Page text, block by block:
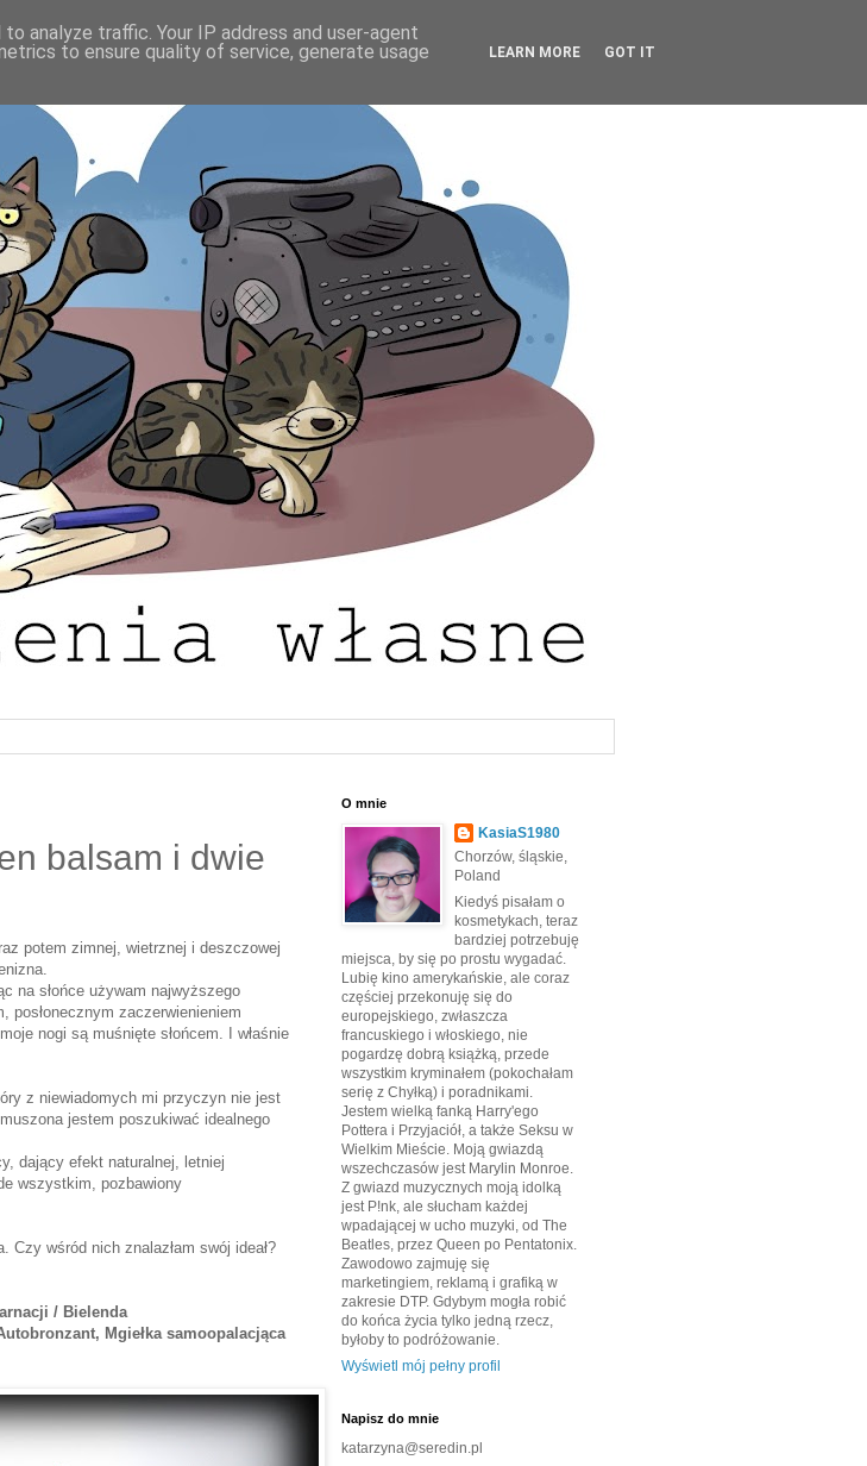
balsam i dwie
potem zimnej, wietrznej i deszczowej
na słońce używam najwyższego
zaczerwienieniem
nogi są muśnięte słońcem. I właśnie
z niewiadomych mi przyczyn nie jest
jestem poszukiwać idealnego
dający efekt naturalnej, letniej
wszystkim, pozbawiony
Czy wśród nich znalazłam swój ideał?
/ Bielenda
Mgiełka samoopalacjąca
O mnie
KasiaS1980
Chorzów, śląskie,
Poland
Kiedyś pisałam o
kosmetykach, teraz
bardziej potrzebuję
miejsca, by się po prostu wygadać.
Lubię kino amerykańskie, ale coraz
częściej przekonuję się do
europejskiego, zwłaszcza
francuskiego i włoskiego, nie
pogardzę dobrą książką, przede
wszystkim kryminałem (pokochałam
serię z Chyłką) i poradnikami.
Jestem wielką fanką Harry'ego
Pottera i Przyjaciół, a także Seksu w
Wielkim Mieście. Moją gwiazdą
wszechczasów jest Marylin Monroe.
Z gwiazd muzycznych moją idolką
jest P!nk, ale słucham każdej
wpadającej w ucho muzyki, od The
Beatles, przez Queen po Pentatonix.
Zawodowo zajmuję się
marketingiem, reklamą i grafiką w
zakresie DTP. Gdybym mogła robić
do końca życia tylko jedną rzecz,
byłoby to podróżowanie.
Wyświetl mój pełny profil
Napisz do mnie
katarzyna@seredin.pl
analyze traffic. Your IP address and user-agent
to ensure quality of service, generate usage
LEARN MORE GOT IT